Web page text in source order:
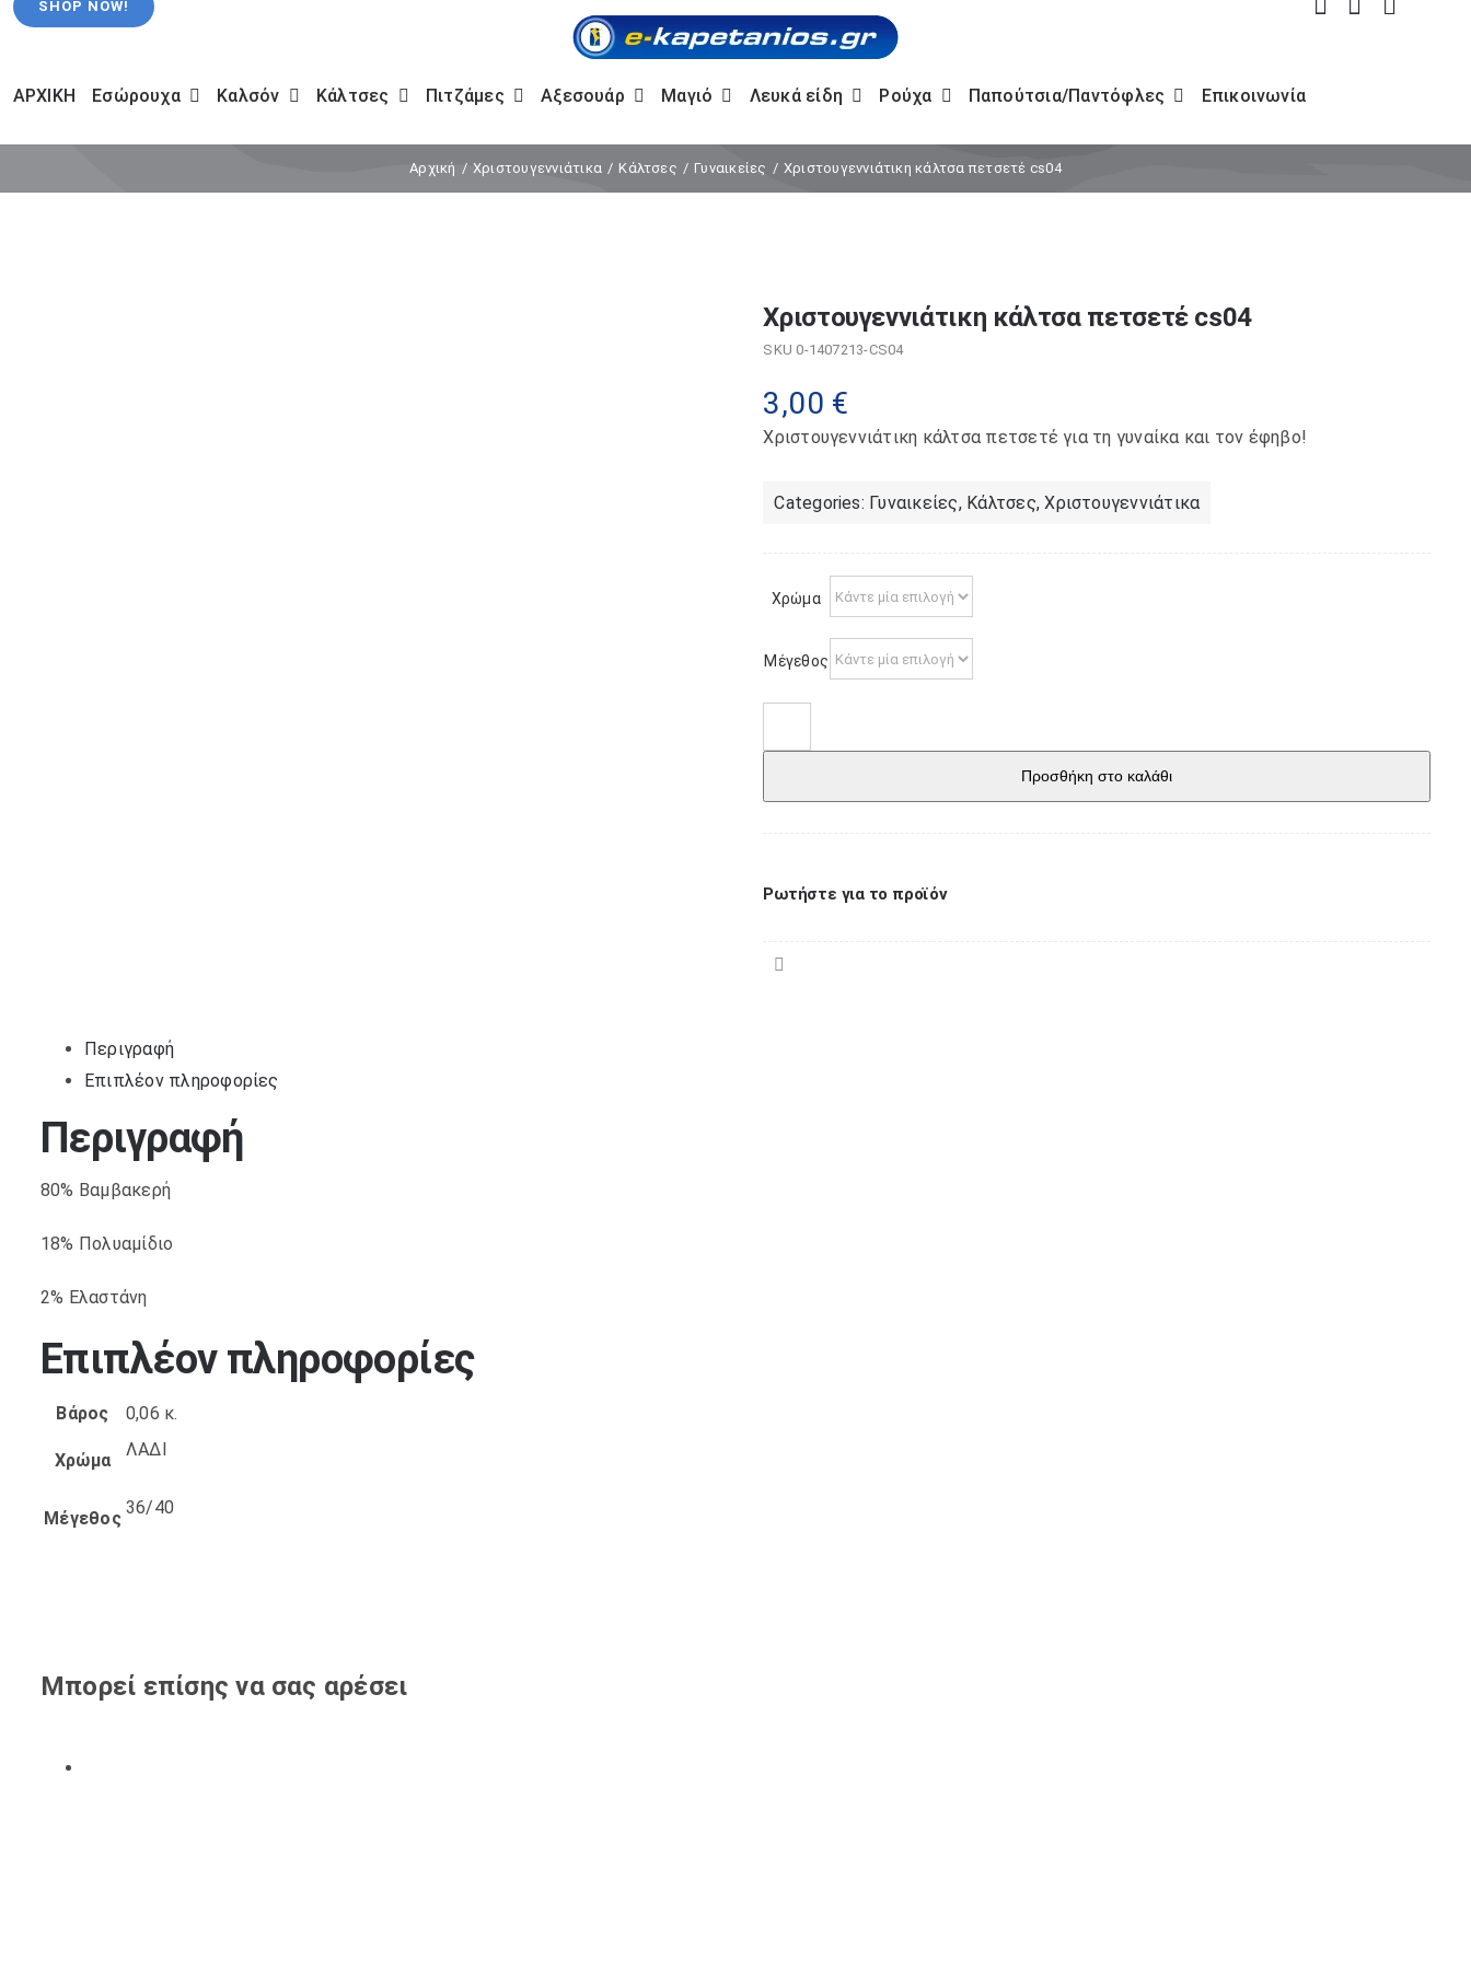
SHOP NOW!
ΑΡΧΙΚΗ Εσώρουχα Καλσόν Κάλτσες Πιτζάμες Αξεσουάρ Μαγιό Λευκά είδη Ρούχα Παπούτσια/Παντόφλες Επικοινωνία
Αρχική Χριστουγεννιάτικα Κάλτσες Γυναικείες Χριστουγεννιάτικη κάλτσα πετσετέ cs04
Χριστουγεννιάτικη κάλτσα πετσετέ cs04
SKU 0-1407213-CS04
3,00 €
Χριστουγεννιάτικη κάλτσα πετσετέ για τη γυναίκα και τον έφηβο!
Categories: Γυναικείες, Κάλτσες,Χριστουγεννιάτικα
Χρώμα
Μέγεθος
κάλτσα
Προσθήκη στο καλάθι
Ρωτήστε για το προϊόν
Περιγραφή
Επιπλέον πληροφορίες
Περιγραφή
80% Βαμβακερή
18% Πολυαμίδιο
2% Ελαστάνη
Επιπλέον πληροφορίες
Βάρος 0,06 κ.
Χρώμα
ΛΑΔΙ
Μέγεθος
36/40
Μπορεί επίσης να σας αρέσει